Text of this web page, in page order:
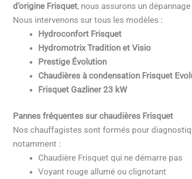
d’origine Frisquet, nous assurons un
Nous intervenons sur tous les modèles :
Hydroconfort Frisquet
Hydromotrix Tradition et Visio
Prestige Évolution
Chaudières à condensation Frisquet
Frisquet Gazliner 23 kW
Pannes fréquentes sur chaudières Frisquet
Nos chauffagistes sont formés pour
notamment :
Chaudière Frisquet qui ne démarre pas
Voyant rouge allumé ou clignotant